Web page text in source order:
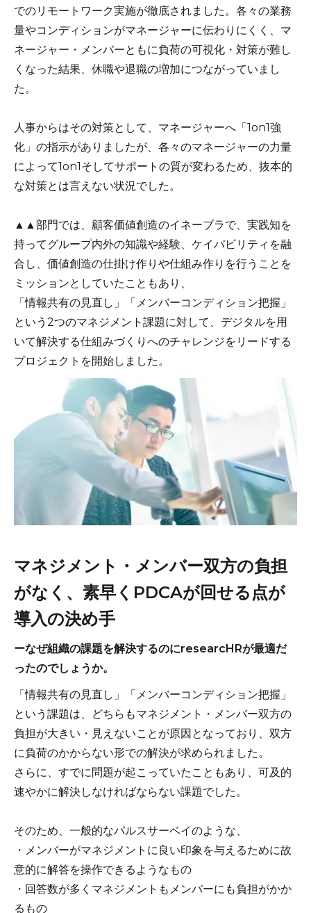
でのリモートワーク実施が徹底されました。各々の業務
量やコンディションがマネージャーに伝わりにくく、マ
ネージャー・メンバーともに負荷の可視化・対策が難し
くなった結果、休職や退職の増加につながっていまし
た。
人事からはその対策として、マネージャーへ「1on1強
化」の指示がありましたが、各々のマネージャーの力量
によって1on1そしてサポートの質が変わるため、抜本的
な対策とは言えない状況でした。
▲▲部門では、顧客価値創造のイネーブラで、実践知を
持ってグループ内外の知識や経験、ケイパビリティを融
合し、価値創造の仕掛け作りや仕組み作りを行うことを
ミッションとしていたこともあり、
「情報共有の見直し」「メンバーコンディション把握」
という2つのマネジメント課題に対して、デジタルを用
いて解決する仕組みづくりへのチャレンジをリードする
プロジェクトを開始しました。
マネジメント・メンバー双方の負担
がなく、素早くPDCAが回せる点が
導入の決め手
ーなぜ組織の課題を解決するのにresearcHRが最適だ
ったのでしょうか。
「情報共有の見直し」「メンバーコンディション把握」
という課題は、どちらもマネジメント・メンバー双方の
負担が大きい・見えないことが原因となっており、双方
に負荷のかからない形での解決が求められました。
さらに、すでに問題が起こっていたこともあり、可及的
速やかに解決しなければならない課題でした。
そのため、一般的なパルスサーベイのような、
・メンバーがマネジメントに良い印象を与えるために故
意的に解答を操作できるようなもの
・回答数が多くマネジメントもメンバーにも負担がかか
るもの